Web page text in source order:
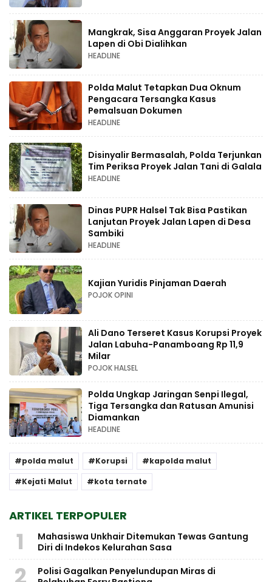
Mangkrak, Sisa Anggaran Proyek Jalan
Lapen di Obi Dialihkan
HEADLINE
Polda Malut Tetapkan Dua Oknum
Pengacara Tersangka Kasus
Pemalsuan Dokumen
HEADLINE
Disinyalir Bermasalah, Polda Terjunkan
Tim Periksa Proyek Jalan Tani di Galala
HEADLINE
Dinas PUPR Halsel Tak Bisa Pastikan
Lanjutan Proyek Jalan Lapen di Desa
Sambiki
HEADLINE
Kajian Yuridis Pinjaman Daerah
POJOK OPINI
Ali Dano Terseret Kasus Korupsi Proyek
Jalan Labuha-Panamboang Rp 11,9
Milar
POJOK HALSEL
Polda Ungkap Jaringan Senpi Ilegal,
Tiga Tersangka dan Ratusan Amunisi
Diamankan
HEADLINE
polda malut Korupsi
kapolda malut
Kejati Malut
kota ternate
ARTIKEL TERPOPULER
1
Mahasiswa Unkhair Ditemukan Tewas Gantung
Diri di Indekos Kelurahan Sasa
Polisi Gagalkan Penyelundupan Miras di